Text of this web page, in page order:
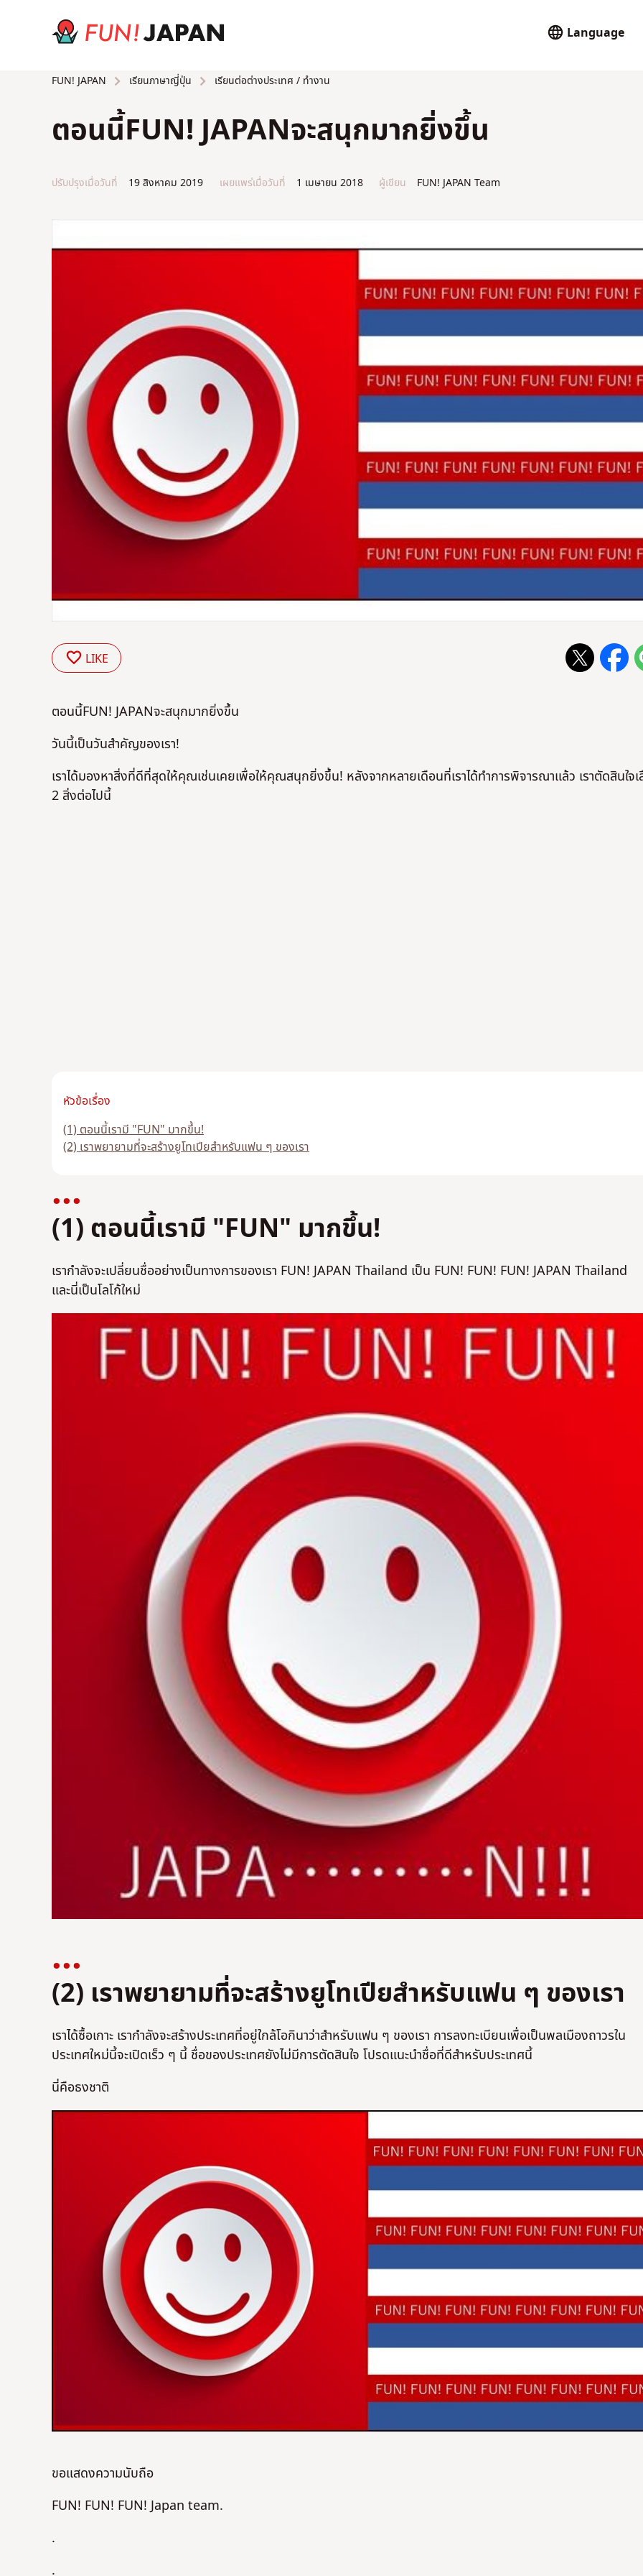
Language
FUN! JAPAN เรียนภาษาญี่ปุ่น เรียนต่อต่างประเทศ / ทำงาน
ตอนนี้FUN! JAPANจะสนุกมากยิ่งขึ้น
ปรับปรุงเมื่อวันที่ 19 สิงหาคม 2019 เผยแพร่เมื่อวันที่ 1 เมษายน 2018 ผู้เขียน FUN! JAPAN Team
LIKE
ตอนนี้FUN! JAPANจะสนุกมากยิ่งขึ้น
วันนี้เป็นวันสำคัญของเรา!
เราได้มองหาสิ่งที่ดีที่สุดให้คุณเช่นเคยเพื่อให้คุณสนุกยิ่งขึ้น! หลังจากหลายเดือนที่เราได้ทำการพิจารณาแล้ว เราตัดสินใจ
2 สิ่งต่อไปนี้
หัวข้อเรื่อง
(1) ตอนนี้เรามี "FUN" มากขึ้น!
(2) เราพยายามที่จะสร้างยูโทเปียสำหรับแฟน ๆ ของเรา
(1) ตอนนี้เรามี "FUN" มากขึ้น!
เรากำลังจะเปลี่ยนชื่ออย่างเป็นทางการของเรา FUN! JAPAN Thailand เป็น FUN! FUN! FUN! JAPAN Thailand
และนี่เป็นโลโก้ใหม่
(2) เราพยายามที่จะสร้างยูโทเปียสำหรับแฟน ๆ ของเรา
เราได้ซื้อเกาะ เรากำลังจะสร้างประเทศที่อยู่ใกล้โอกินาว่าสำหรับแฟน ๆ ของเรา การลงทะเบียนเพื่อเป็นพลเมืองถาวรใน
ประเทศใหม่นี้จะเปิดเร็ว ๆ นี้ ชื่อของประเทศยังไม่มีการตัดสินใจ โปรดแนะนำชื่อที่ดีสำหรับประเทศนี้
นี่คือธงชาติ
ขอแสดงความนับถือ
FUN! FUN! FUN! Japan team.
.
.
ไม่ใช่
ไม่ใช่